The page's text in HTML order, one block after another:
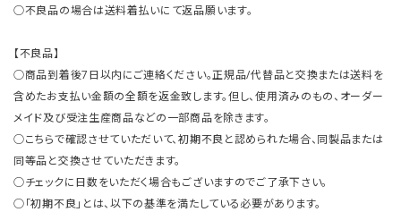
○不良品の場合は送料着払いにて返品願います。
【不良品】
○商品到着後7日以内にご連絡ください。正規品/代替品と交換または送料を
含めたお支払い金額の全額を返金致します。但し、使用済みのもの、オーダー
メイド及び受注生産商品などの一部商品を除きます。
○こちらで確認させていただいて、初期不良と認められた場合、同製品または
同等品と交換させていただきます。
○チェックに日数をいただく場合もございますのでご了承下さい。
○「初期不良」とは、以下の基準を満たしている必要があります。